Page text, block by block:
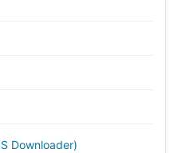
Downloader)